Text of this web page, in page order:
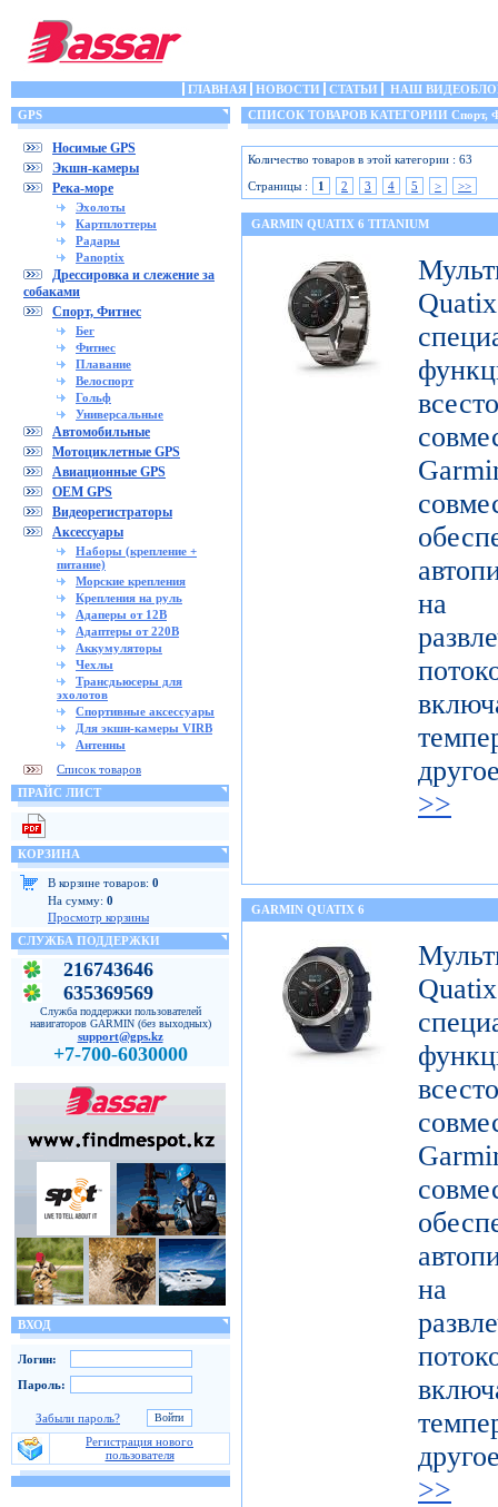
ГЛАВНАЯ НОВОСТИ СТАТЬИ
НАШ
GPS
Носимые GPS
Экшн-камеры
Река-море
Эхолоты
Картплоттеры
Радары
Panoptix
Дрессировка и слежение за
собаками
Спорт, Фитнес
Бег
Фитнес
Плавание
Велоспорт
Гольф
Универсальные
Автомобильные
Мотоциклетные GPS
Авиационные GPS
OEM GPS
Видеорегистраторы
Аксессуары
Наборы (крепление +
питание)
Морские крепления
Крепления на руль
Адаперы от 12В
Адаптеры от 220В
Аккумуляторы
Чехлы
Трансдьюсеры для
эхолотов
Спортивные аксессуары
Для экшн-камеры VIRB
Антенны
Список товаров
ПРАЙС ЛИСТ
КОРЗИНА
В корзине товаров: 0
На сумму: 0
Просмотр корзины
СЛУЖБА ПОДДЕРЖКИ
216743646
635369569
Служба поддержки пользователей
навигаторов GARMIN (без выходных)
support@gps.kz
+7-700-6030000
ВХОД
Логин:
Пароль:
Забыли пароль?
Регистрация нового
пользователя
СПИСОК ТОВАРОВ КАТЕГОРИИ Спорт,
Количество товаров в этой категории : 63
Страницы :
1 2 3 4 5 > >>
GARMIN QUATIX 6 TITANIUM
на
>>
GARMIN QUATIX 6
на
>>